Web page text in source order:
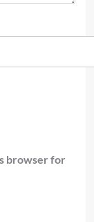
browser for